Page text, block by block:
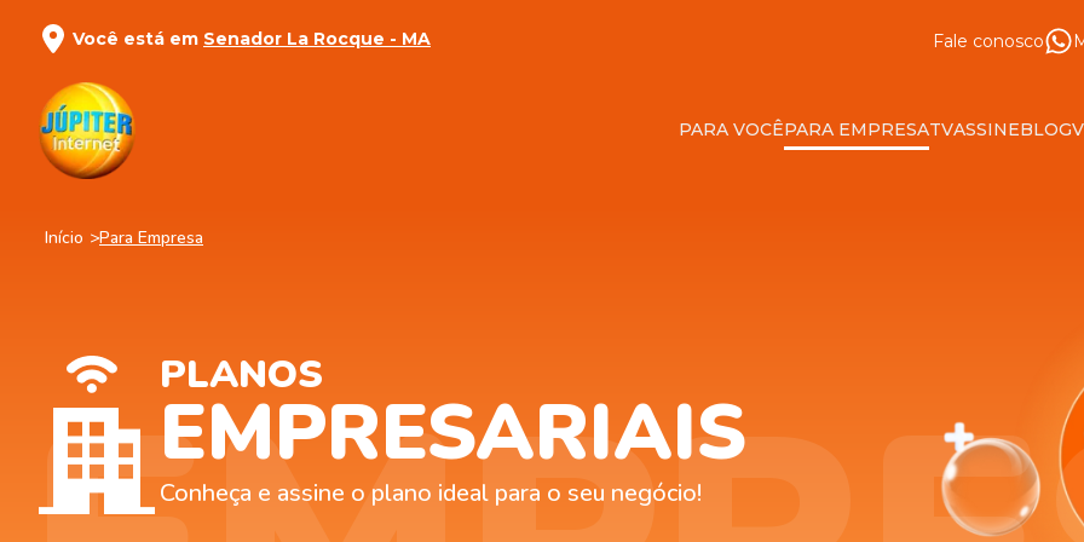
Você está em Senador La Rocque - MA Fale conosco
PARA VOCÊPARA EMPRESATVASSINEBLOG
Início Para Empresa
PLANOS
EMPRESARIAIS
Conheça e assine o plano ideal para o seu negócio!